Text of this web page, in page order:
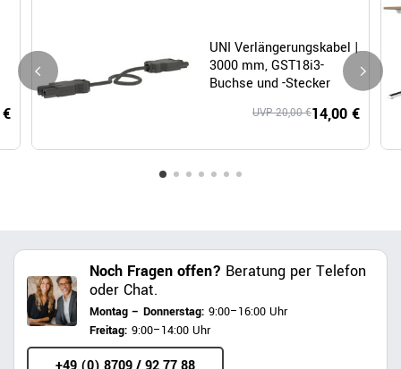
UNI Verlängerungskabel |
3000 mm, GST18i3-
Buchse und -Stecker
14,00 €
UVP 20,00 €
Noch Fragen offen? Beratung per Telefon
oder Chat.
Montag – Donnerstag: 9:00–16:00 Uhr
Freitag: 9:00–14:00 Uhr